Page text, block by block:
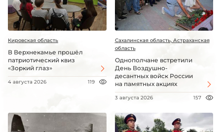
Кировская область
В Верхнекамье прошёл
патриотический квиз
«Зоркий глаз»
4 августа 2026 119
Сахалинская область, Астраханская
область
Однополчане встретили
День Воздушно-
десантных войск России
на памятных акциях
3 августа 2026 157